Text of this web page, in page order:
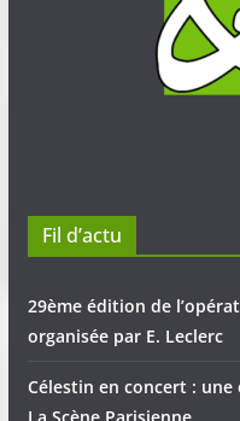
Fil d’actu
29ème édition de
organisée par E. Leclerc
Célestin en concert :